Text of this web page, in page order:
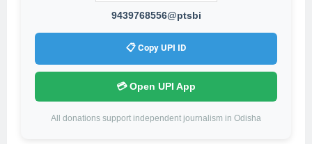
9439768556@ptsbi
📋 Copy UPI ID
💳 Open UPI App
All donations support independent journalism in Odisha